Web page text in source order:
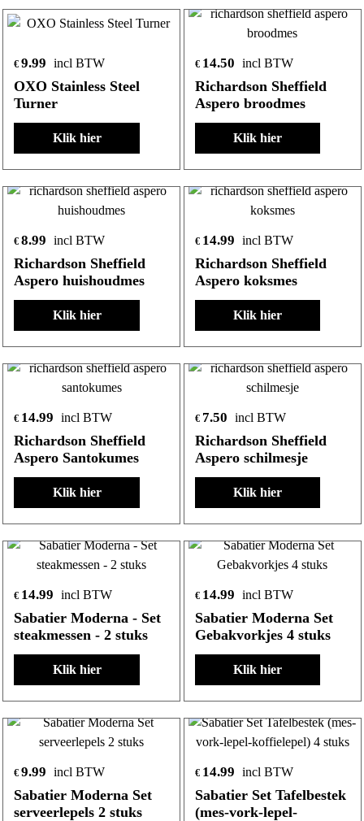
€ 9.99 incl BTW
OXO Stainless Steel
Turner
Klik hier
€ 14.50 incl BTW
Richardson Sheffield
Aspero broodmes
Klik hier
€ 8.99 incl BTW
Richardson Sheffield
Aspero huishoudmes
Klik hier
€ 14.99 incl BTW
Richardson Sheffield
Aspero koksmes
Klik hier
€ 14.99 incl BTW
Richardson Sheffield
Aspero Santokumes
Klik hier
€ 7.50 incl BTW
Richardson Sheffield
Aspero schilmesje
Klik hier
€ 14.99 incl BTW
Sabatier Moderna - Set
steakmessen - 2 stuks
Klik hier
€ 14.99 incl BTW
Sabatier Moderna Set
Gebakvorkjes 4 stuks
Klik hier
€ 9.99 incl BTW
Sabatier Moderna Set
serveerlepels 2 stuks
€ 14.99 incl BTW
Sabatier Set Tafelbestek
(mes-vork-lepel-